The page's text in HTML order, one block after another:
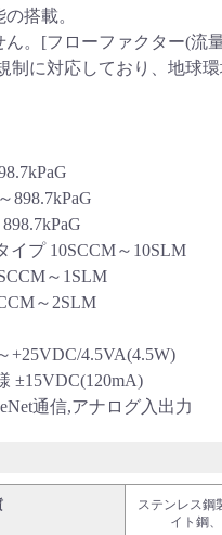
語集
搭載。
ん。[フローファクター(流
制に対応しており、地球
898.7kPaG
イプ 10SCCM～10SLM
～1SLM
～2SLM
+25VDC/4.5VA(4.5W)
±15VDC(120mA)
通信,アナログ入出力
ステンレス鋼
イト鋼